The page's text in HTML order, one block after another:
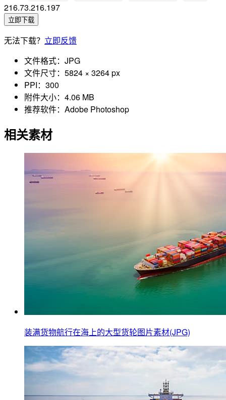
216.73.216.197
立即下载
无法下载？ 立即反馈
文件格式： JPG
文件尺寸： 5824 × 3264 px
PPI： 300
附件大小： 4.06 MB
推荐软件： Adobe Photoshop
相关素材
装满货物航行在海上的大型货轮图片素材(JPG)